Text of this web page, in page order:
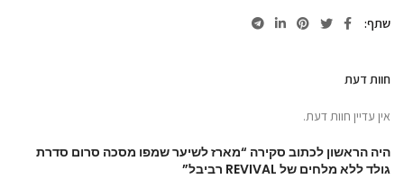
שתף
חוות דעת
אין עדיין חוות דעת.
היה הראשון לכתוב סקירה “מארז לשיער שמפו מסכה סרום סדרת
גולד ללא מלחים של REVIVAL רביבל”